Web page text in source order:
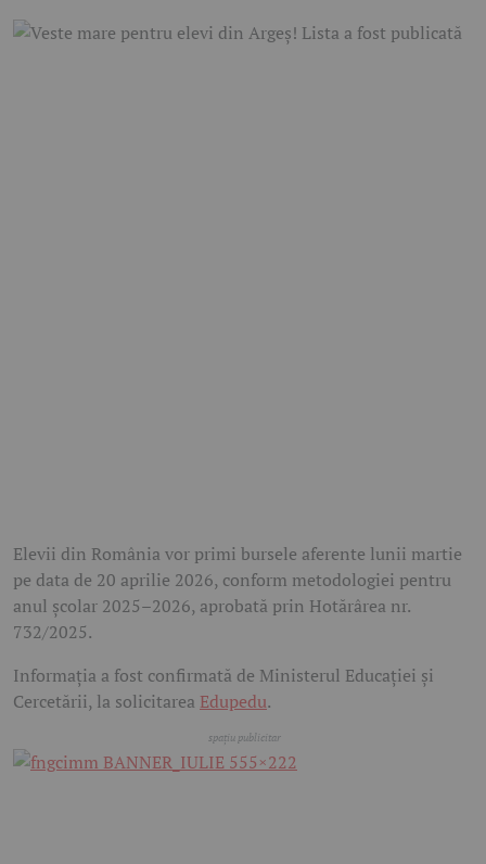
Elevii din România vor primi bursele aferente lunii martie
pe data de 20 aprilie 2026, conform metodologiei pentru
anul școlar 2025–2026, aprobată prin Hotărârea nr.
732/2025.
Informația a fost confirmată de Ministerul Educației și
Cercetării, la solicitarea Edupedu.